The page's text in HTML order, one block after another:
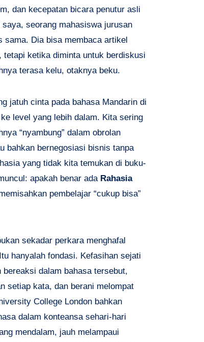
dan kecepatan bicara penutur asli
seorang mahasiswa jurusan
sama. Dia bisa membaca artikel
tetapi ketika diminta untuk berdiskusi
terasa kelu, otaknya beku.
jatuh cinta pada bahasa Mandarin di
level yang lebih dalam. Kita sering
“nyambung” dalam obrolan
bahkan bernegosiasi bisnis tanpa
yang tidak kita temukan di buku-
apakah benar ada Rahasia
pembelajar “cukup bisa”
sekadar perkara menghafal
hanyalah fondasi. Kefasihan sejati
dalam bahasa tersebut,
setiap kata, dan berani melompat
College London bahkan
dalam konteansa sehari-hari
mendalam, jauh melampaui